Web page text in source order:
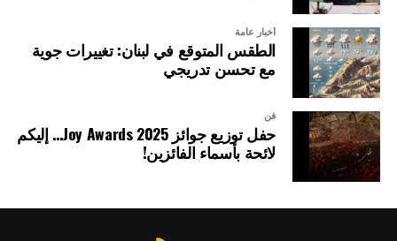
أخبار عامة
الطقس المتوقع في لبنان: تغييرات جوية
مع تحسن تدريجي
فن
حفل توزيع جوائز Joy Awards 2025… إليكم
لائحة بأسماء الفائزين!